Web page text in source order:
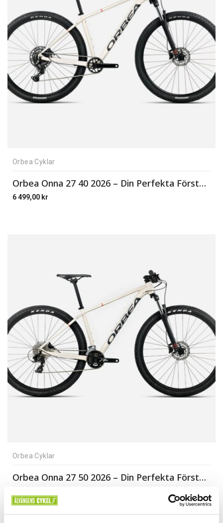
Orbea Cyklar
Orbea Onna 27 40 2026 – Din Perfekta Första Mountainbike!
6 499,00 kr
Orbea Cyklar
Orbea Onna 27 50 2026 – Din Perfekta Första Mountainbike!